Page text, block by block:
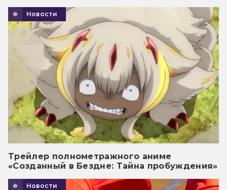
Новости
Трейлер полнометражного аниме
«Созданный в Бездне: Тайна пробуждения»
Новости